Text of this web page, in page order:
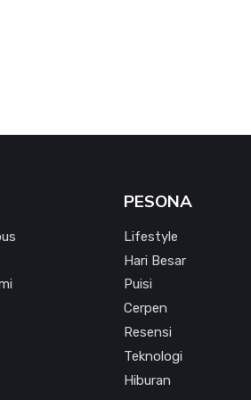
PESONA
Lifestyle
Hari Besar
Puisi
Cerpen
Resensi
Teknologi
Hiburan